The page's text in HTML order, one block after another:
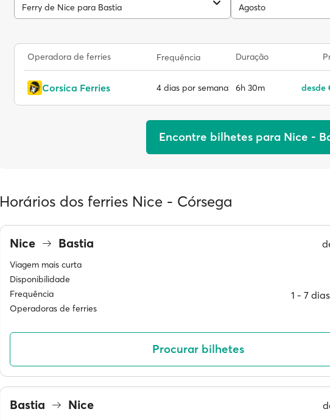
Ferry de Nice para Bastia Agosto
Operadora de ferries Frequência Duração
Corsica Ferries 4 dias por semana 6h 30m desde
Encontre bilhetes para Nice -
Horários dos ferries Nice - Córsega
Nice Bastia
Viagem mais curta
Disponibilidade
Frequência 1 ‐ 7
Operadoras de ferries
Procurar bilhetes
Bastia Nice